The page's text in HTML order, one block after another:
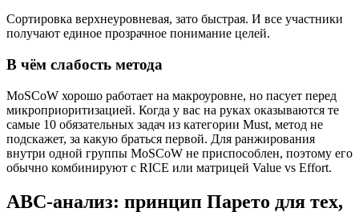
Сортировка верхнеуровневая, зато быстрая. И все участники
получают единое прозрачное понимание целей.
В чём слабость метода
MoSCoW хорошо работает на макроуровне, но пасует перед
микроприоритизацией. Когда у вас на руках оказываются те
самые 10 обязательных задач из категории Must, метод не
подскажет, за какую браться первой. Для ранжирования
внутри одной группы MoSCoW не приспособлен, поэтому его
обычно комбинируют с RICE или матрицей Value vs Effort.
ABC-анализ: принцип Парето для тех,